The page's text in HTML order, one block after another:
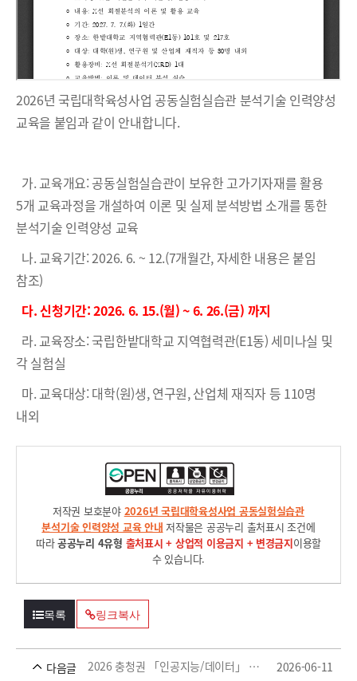
2026년 국립대학육성사업 공동실험실습관 분석기술 인력양성
교육을 붙임과 같이 안내합니다.
가. 교육개요: 공동실험실습관이 보유한 고가기자재를 활용
5개 교육과정을 개설하여 이론 및 실제 분석방법 소개를 통한
분석기술 인력양성 교육
나. 교육기간: 2026. 6. ~ 12.(7개월간, 자세한 내용은 붙임
참조)
다. 신청기간: 2026. 6. 15.(월) ~ 6. 26.(금) 까지
라. 교육장소: 국립한밭대학교 지역협력관(E1동) 세미나실 및
각 실험실
마. 교육대상: 대학(원)생, 연구원, 산업체 재직자 등 110명
내외
저작권 보호분야 2026년 국립대학육성사업 공동실험실습관
분석기술 인력양성 교육 안내 저작물은 공공누리 출처표시 조건에
따라공공누리 4유형 출처표시 + 상업적 이용금지 + 변경금지이용할
수 있습니다.
목록 링크복사
다음글 2026 충청권 「인공지능/데이터」 온라인 교육 안내 2026-06-11